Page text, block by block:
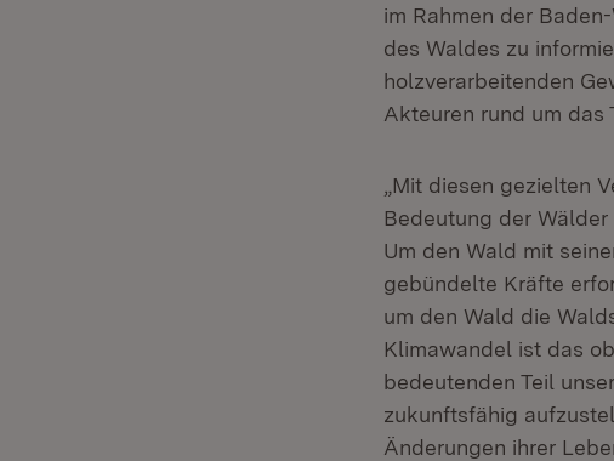
im Rahmen der
des Waldes zu
holzverarbeitenden
Akteuren rund um das
„Mit diesen gezielten
Bedeutung der
Um den Wald mit
gebündelte Kräfte
um den Wald die
Klimawandel ist das
bedeutenden Teil
zukunftsfähig
Änderungen ihrer